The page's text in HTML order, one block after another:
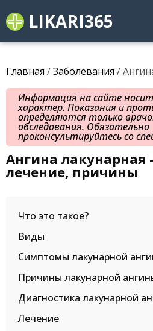
LIKARI365
Главная /Заболевания /
Информация на сайте
характер. Показания и
определяются только
обследования. Обязательно
проконсультируйтесь со
Ангина
лечение, причины
Что это такое?
Виды
Симптомы лакунарной
Причины лакунарной
Диагностика лакунарной
Лечение